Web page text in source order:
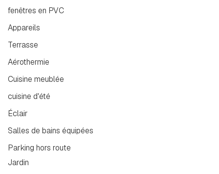
fenêtres en PVC
Appareils
Terrasse
Aérothermie
Cuisine meublée
cuisine d'été
Éclair
Salles de bains équipées
Parking hors route
Jardin